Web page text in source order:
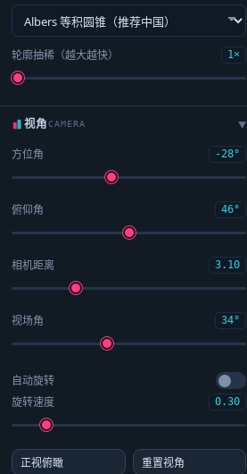
轮廓抽稀（越大越快） 1×
视角CAMERA ▶
方位角 -28°
俯仰角 46°
相机距离 3.10
视场角 34°
自动旋转
旋转速度
0.30
正视俯瞰 重置视角